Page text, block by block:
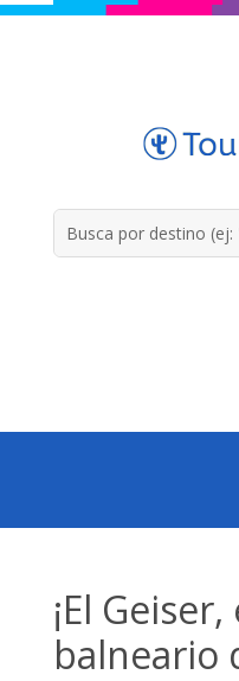
¡El
balneario